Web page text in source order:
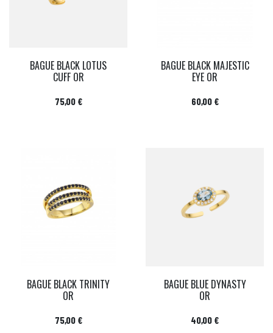
BAGUE BLACK LOTUS
CUFF OR
Prix
75,00 €
BAGUE BLACK MAJESTIC
EYE OR
Prix
60,00 €
BAGUE BLACK TRINITY
OR
Prix
75,00 €
BAGUE BLUE DYNASTY
OR
Prix
40,00 €